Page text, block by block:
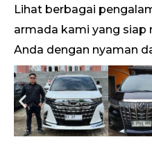
Lihat berbagai
armada kami yang siap
Anda dengan nyaman